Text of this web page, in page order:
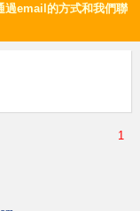
過email的方式和我們聯
1